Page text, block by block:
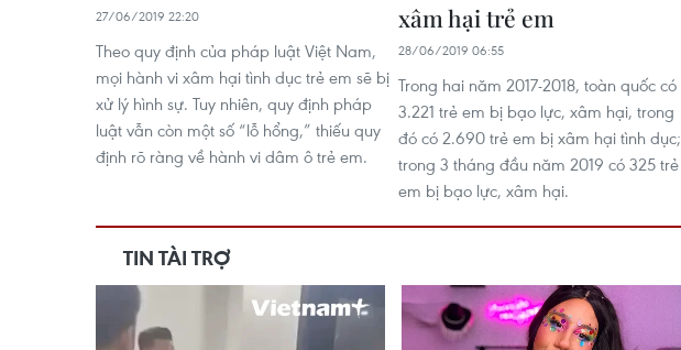
27/06/2019 22:20
Theo quy định của pháp luật Việt Nam,
mọi hành vi xâm hại tình dục trẻ em sẽ bị
xử lý hình sự. Tuy nhiên, quy định pháp
luật vẫn còn một số “lỗ hổng,” thiếu quy
định rõ ràng về hành vi dâm ô trẻ em.
xâm hại trẻ em
28/06/2019 06:55
Trong hai năm 2017-2018, toàn quốc có
3.221 trẻ em bị bạo lực, xâm hại, trong
đó có 2.690 trẻ em bị xâm hại tình dục;
trong 3 tháng đầu năm 2019 có 325 trẻ
em bị bạo lực, xâm hại.